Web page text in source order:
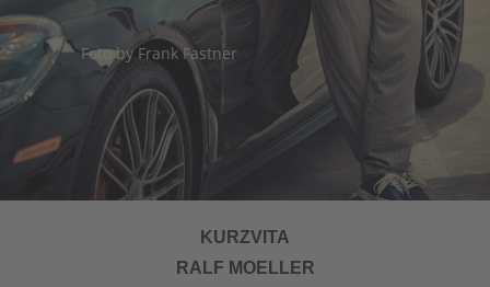
Foto by Frank Fastner
KURZVITA
RALF MOELLER